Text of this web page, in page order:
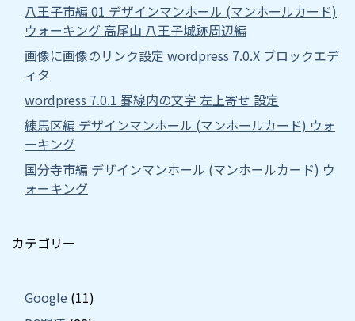
八王子市編 01 デザインマンホール (マンホールカード)
ウォーキング 高尾山 八王子城跡周辺編
画像に画像のリンク設定 wordpress 7.0.X ブロックエデ
ィタ
wordpress 7.0.1 罫線内の文字 左上寄せ 設定
練馬区編 デザインマンホール (マンホールカード) ウォ
ーキング
国分寺市編 デザインマンホール (マンホールカード) ウ
ォーキング
カテゴリー
Google (11)